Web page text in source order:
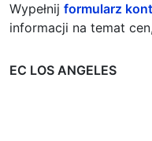
Wypełnij formularz
informacji na temat
EC LOS ANGELES